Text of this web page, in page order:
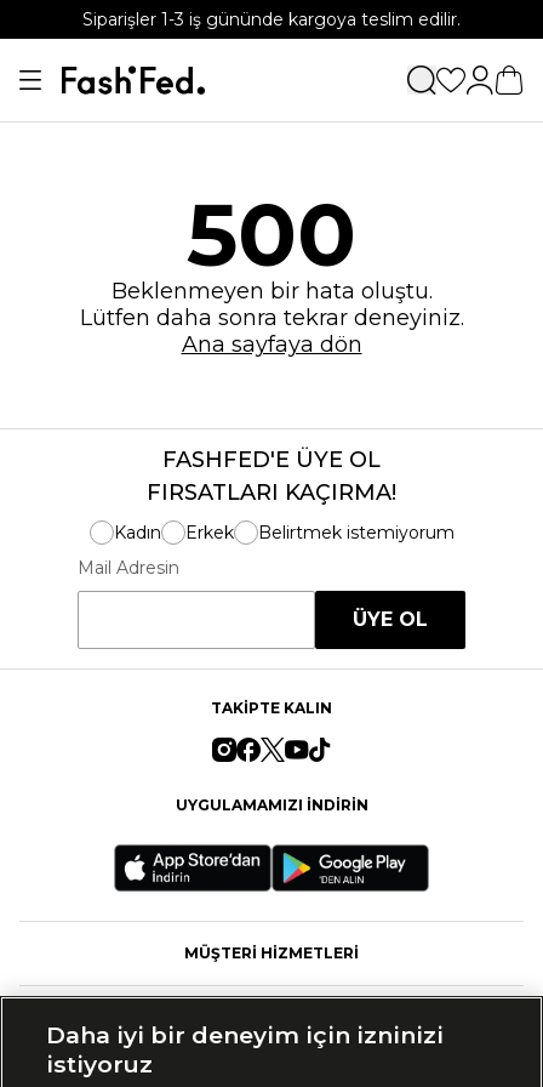
Siparişler 1-3 iş gününde kargoya teslim edilir.
500
Beklenmeyen bir hata oluştu.
Lütfen daha sonra tekrar deneyiniz.
Ana sayfaya dön
FASHFED'E ÜYE OL
FIRSATLARI KAÇIRMA!
Kadın Erkek
Belirtmek istemiyorum
Mail Adresin
ÜYE OL
TAKİPTE KALIN
UYGULAMAMIZI İNDİRİN
MÜŞTERİ HİZMETLERİ
Daha iyi bir deneyim için izninizi
istiyoruz